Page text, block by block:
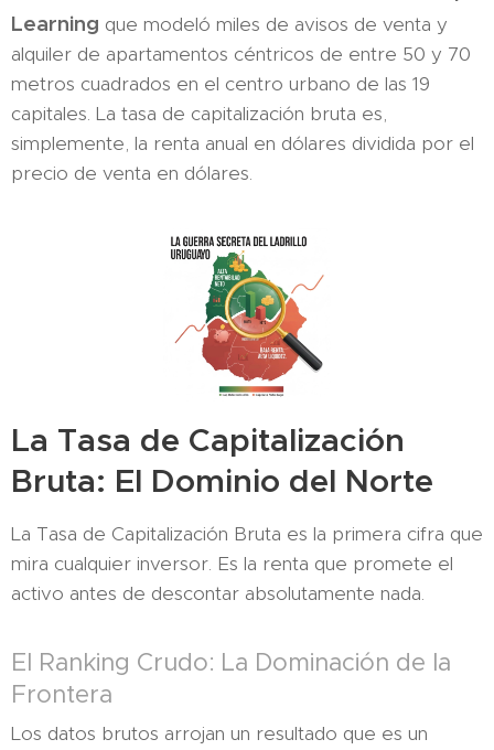
Learning que modeló miles de avisos de venta y
alquiler de apartamentos céntricos de entre 50 y 70
metros cuadrados en el centro urbano de las 19
capitales. La tasa de capitalización bruta es,
simplemente, la renta anual en dólares dividida por el
precio de venta en dólares.
La Tasa de Capitalización
Bruta: El Dominio del Norte
La Tasa de Capitalización Bruta es la primera cifra que
mira cualquier inversor. Es la renta que promete el
activo antes de descontar absolutamente nada.
El Ranking Crudo: La Dominación de la
Frontera
Los datos brutos arrojan un resultado que es un